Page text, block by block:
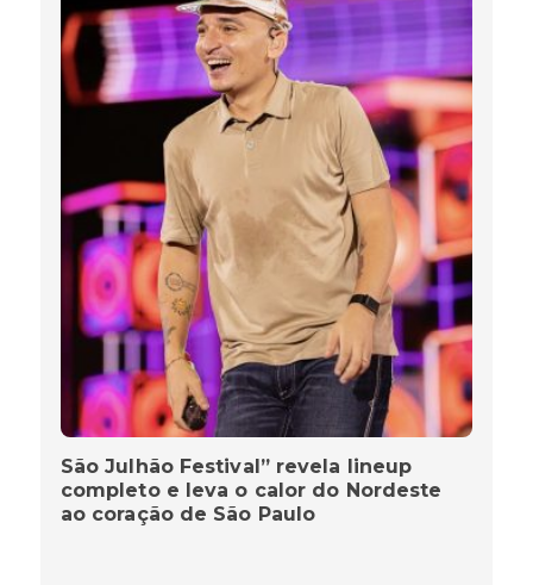
São Julhão Festival” revela lineup
completo e leva o calor do Nordeste
ao coração de São Paulo